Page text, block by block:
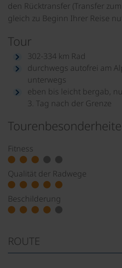
den Rücktransfer (Transfer
gleich zu Beginn Ihrer Reise
Tour
302-334 km Rad
durchwegs autofrei am
unterwegs
eben bis leicht bergab,
3. Tag nach der Grenze
Fitness
Qualität der Radwege
Beschilderung
ROUTE